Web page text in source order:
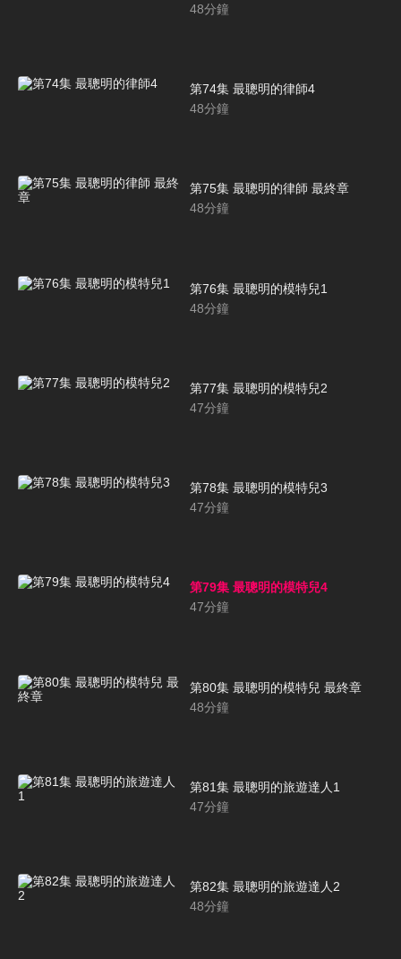
48分鐘
第74集 最聰明的律師4
48分鐘
第75集 最聰明的律師 最終章
48分鐘
第76集 最聰明的模特兒1
48分鐘
第77集 最聰明的模特兒2
47分鐘
第78集 最聰明的模特兒3
47分鐘
第79集 最聰明的模特兒4
47分鐘
第80集 最聰明的模特兒 最終章
48分鐘
第81集 最聰明的旅遊達人1
47分鐘
第82集 最聰明的旅遊達人2
48分鐘